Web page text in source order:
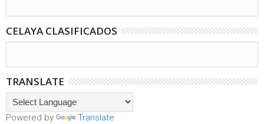
CELAYA CLASIFICADOS
TRANSLATE
Powered by Translate